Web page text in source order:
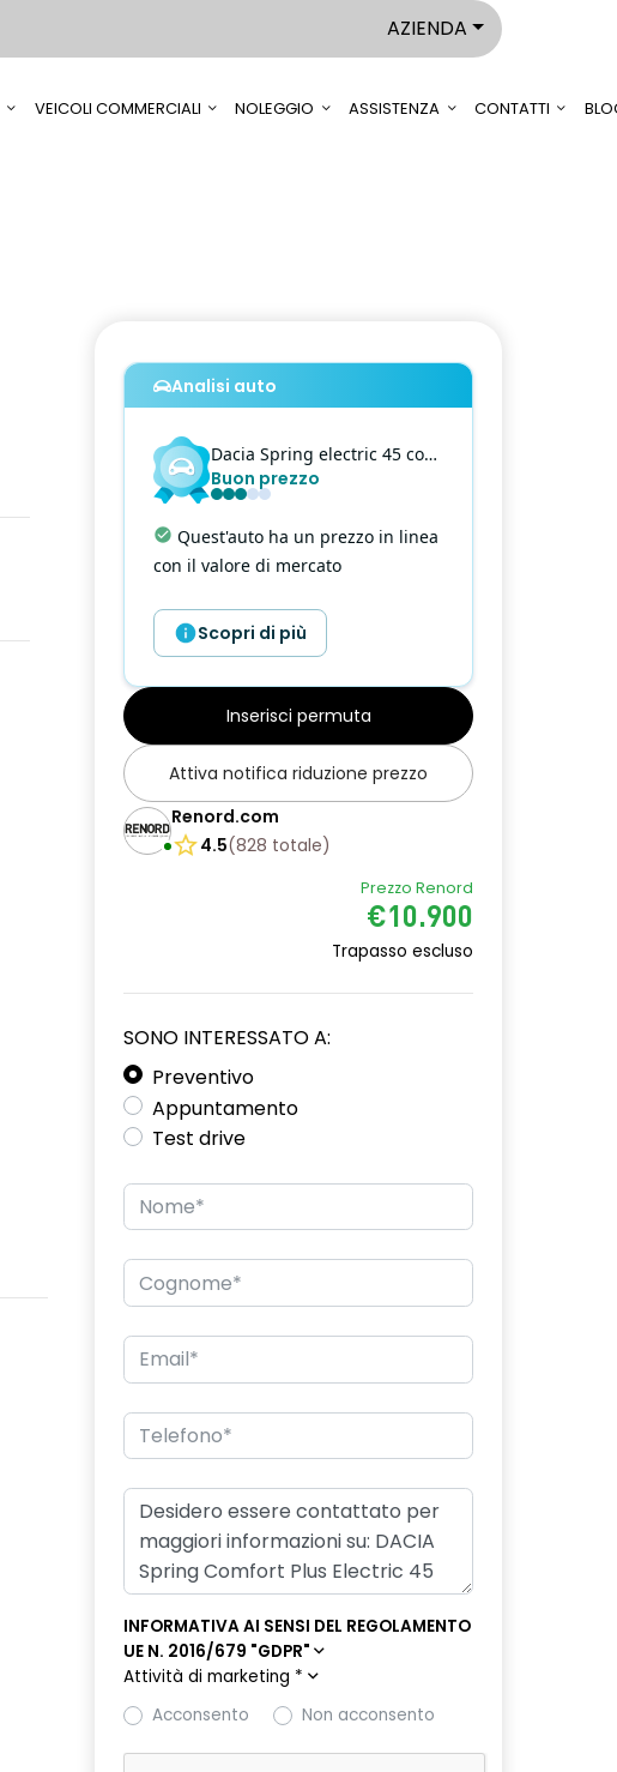
AZIENDA
VEICOLI COMMERCIALI NOLEGGIO ASSISTENZA CONTATTI
Analisi auto
Dacia Spring electric 45 comfort plus
Buon prezzo
Ottimo chilometraggio:
Chilometraggio basso rispetto alle
Scopri di più
Inserisci permuta
Attiva notifica riduzione prezzo
Renord.com
4.5(828 totale)
Prezzo Renord
€10.900
Trapasso escluso
SONO INTERESSATO A:
Preventivo
Appuntamento
Test drive
INFORMATIVA AI SENSI DEL REGOLAMENTO
UE N. 2016/679 "GDPR"
Attività di marketing *
Acconsento
Non acconsento